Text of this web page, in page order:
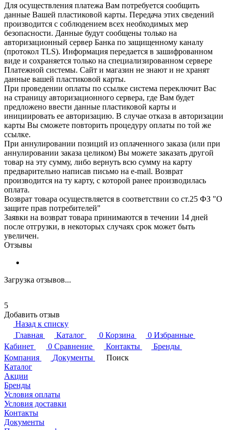
Для осуществления платежа Вам потребуется сообщить
данные Вашей пластиковой карты. Передача этих сведений
производится с соблюдением всех необходимых мер
безопасности. Данные будут сообщены только на
авторизационный сервер Банка по защищенному каналу
(протокол TLS). Информация передается в зашифрованном
виде и сохраняется только на специализированном сервере
Платежной системы. Сайт и магазин не знают и не хранят
данные вашей пластиковой карты.
При проведении оплаты по ссылке система переключит Вас
на страницу авторизационного сервера, где Вам будет
предложено ввести данные пластиковой карты и
инициировать ее авторизацию. В случае отказа в авторизации
карты Вы сможете повторить процедуру оплаты по той же
ссылке.
При аннулировании позиций из оплаченного заказа (или при
аннулировании заказа целиком) Вы можете заказать другой
товар на эту сумму, либо вернуть всю сумму на карту
предварительно написав письмо на e-mail. Возврат
производится на ту карту, с которой ранее производилась
оплата.
Возврат товара осуществляется в соответствии со ст.25 ФЗ "О
защите прав потребителей"
Заявки на возврат товара принимаются в течении 14 дней
после отгрузки, в некоторых случаях срок может быть
увеличен.
Отзывы
Загрузка отзывов...
5
Добавить отзыв
Назад к списку
Главная
Каталог 0 Корзина 0 Избранные
Кабинет
0 Сравнение Контакты
Бренды
Компания
Документы
Поиск
Каталог
Акции
Бренды
Условия оплаты
Условия доставки
Контакты
Документы